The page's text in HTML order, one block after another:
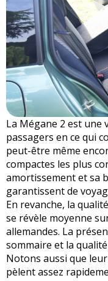
La Mégane 2 est une
passagers en ce qui
peut-être même
compactes les plus
amortissement et sa
garantissent de
En revanche, la
se révèle moyenne
allemandes. La
sommaire et la
Notons aussi que
pèlent assez